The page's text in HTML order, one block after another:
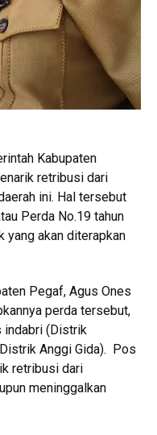
Kabupaten
retribusi dari
ini. Hal tersebut
Perda No.19 tahun
yang akan diterapkan
Pegaf, Agus Ones
perda tersebut,
indabri (Distrik
Anggi Gida). Pos
retribusi dari
meninggalkan